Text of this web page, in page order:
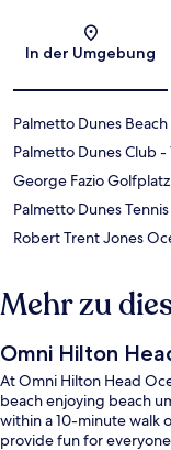
In der Umgebung
Palmetto Dunes Beach
Palmetto Dunes Club-
George Fazio Golfplatz
Palmetto Dunes
Robert Trent Jones
Mehr zu
Omni Hilton
At Omni Hilton Head
beach enjoying beach
within a 10-minute walk
provide fun for